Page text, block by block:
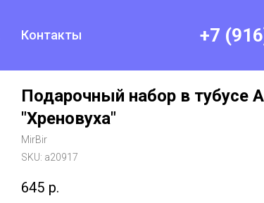
Контакты +7
Подарочный набор в тубусе
"Хреновуха"
MirBir
SKU: a20917
645 р.